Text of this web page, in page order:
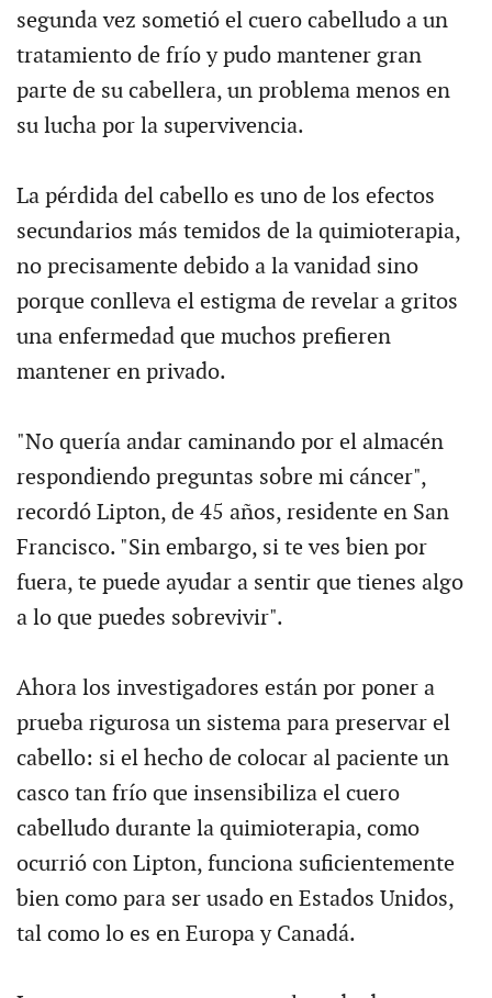
segunda vez sometió el cuero cabelludo a un
tratamiento de frío y pudo mantener gran
parte de su cabellera, un problema menos en
su lucha por la supervivencia.
La pérdida del cabello es uno de los efectos
secundarios más temidos de la quimioterapia,
no precisamente debido a la vanidad sino
porque conlleva el estigma de revelar a gritos
una enfermedad que muchos prefieren
mantener en privado.
"No quería andar caminando por el almacén
respondiendo preguntas sobre mi cáncer",
recordó Lipton, de 45 años, residente en San
Francisco. "Sin embargo, si te ves bien por
fuera, te puede ayudar a sentir que tienes algo
a lo que puedes sobrevivir".
Ahora los investigadores están por poner a
prueba rigurosa un sistema para preservar el
cabello: si el hecho de colocar al paciente un
casco tan frío que insensibiliza el cuero
cabelludo durante la quimioterapia, como
ocurrió con Lipton, funciona suficientemente
bien como para ser usado en Estados Unidos,
tal como lo es en Europa y Canadá.